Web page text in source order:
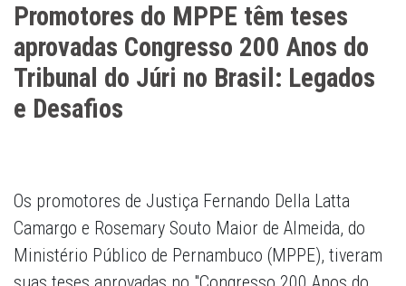
Promotores do MPPE têm teses
aprovadas Congresso 200 Anos do
Tribunal do Júri no Brasil: Legados
e Desafios
Os promotores de Justiça Fernando Della Latta
Camargo e Rosemary Souto Maior de Almeida, do
Ministério Público de Pernambuco (MPPE), tiveram